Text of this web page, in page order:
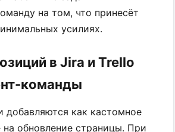
на том, что принесёт
усилиях.
в Jira и Trello
команды
добавляются как кастомное
на обновление страницы. При